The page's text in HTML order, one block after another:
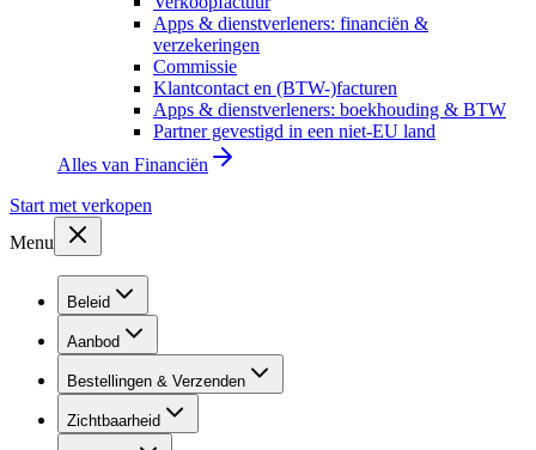
Apps & dienstverleners: financiën &
verzekeringen
Commissie
Klantcontact en (BTW-)facturen
Apps & dienstverleners: boekhouding & BTW
Partner gevestigd in een niet-EU land
Alles van Financiën
Start met verkopen
Menu
Beleid
Aanbod
Bestellingen & Verzenden
Zichtbaarheid